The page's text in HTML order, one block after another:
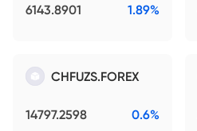
6143.8901 1.89%
CHFUZS.FOREX
14797.2598 0.6%